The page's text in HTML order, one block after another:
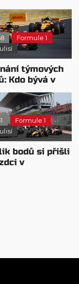
Formule 1
týmových
Kdo bývá v
nejrychlejší?
Formule 1
bodů si přišli
v